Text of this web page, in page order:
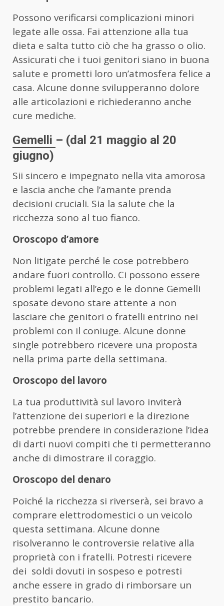
Possono verificarsi complicazioni minori
legate alle ossa. Fai attenzione alla tua
dieta e salta tutto ciò che ha grasso o olio.
Assicurati che i tuoi genitori siano in buona
salute e prometti loro un’atmosfera felice a
casa. Alcune donne svilupperanno dolore
alle articolazioni e richiederanno anche
cure mediche.
Gemelli – (dal 21 maggio al 20
giugno)
Sii sincero e impegnato nella vita amorosa
e lascia anche che l’amante prenda
decisioni cruciali. Sia la salute che la
ricchezza sono al tuo fianco.
Oroscopo d’amore
Non litigate perché le cose potrebbero
andare fuori controllo. Ci possono essere
problemi legati all’ego e le donne Gemelli
sposate devono stare attente a non
lasciare che genitori o fratelli entrino nei
problemi con il coniuge. Alcune donne
single potrebbero ricevere una proposta
nella prima parte della settimana.
Oroscopo del lavoro
La tua produttività sul lavoro inviterà
l’attenzione dei superiori e la direzione
potrebbe prendere in considerazione l’idea
di darti nuovi compiti che ti permetteranno
anche di dimostrare il coraggio.
Oroscopo del denaro
Poiché la ricchezza si riverserà, sei bravo a
comprare elettrodomestici o un veicolo
questa settimana. Alcune donne
risolveranno le controversie relative alla
proprietà con i fratelli. Potresti ricevere
dei soldi dovuti in sospeso e potresti
anche essere in grado di rimborsare un
prestito bancario.